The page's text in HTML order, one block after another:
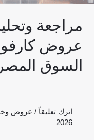
مراجعة
السوق
اترك تعليقاً / عروض
2026
المصري